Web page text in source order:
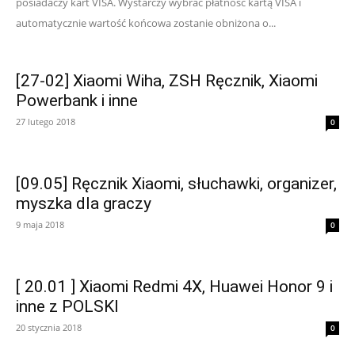
automatycznie wartość końcowa zostanie obniżona o...
[27-02] Xiaomi Wiha, ZSH Ręcznik, Xiaomi
Powerbank i inne
27 lutego 2018 0
[09.05] Ręcznik Xiaomi, słuchawki, organizer,
myszka dla graczy
9 maja 2018 0
[ 20.01 ] Xiaomi Redmi 4X, Huawei Honor 9 i
inne z POLSKI
20 stycznia 2018 0